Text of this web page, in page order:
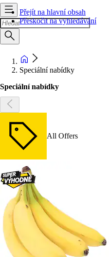
Přejít na hlavní obsah
Přeskočit na vyhledávání
Speciální nabídky
Speciální nabídky
All Offers